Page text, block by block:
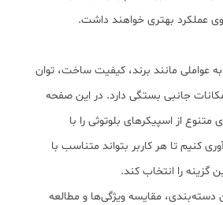
عملکرد بهتری خواهند داشت.
عواملی مانند برند، کیفیت ساخت، توان
جانبی بستگی دارد. در این صفحه
از اسپیکرهای بلوتوثی را با
کنیم تا هر کاربر بتواند متناسب با
گزینه را انتخاب کند.
دسته‌بندی، مقایسه ویژگی‌ها و مطالعه